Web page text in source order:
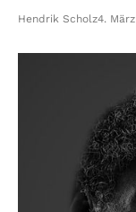
Hendrik Scholz4.